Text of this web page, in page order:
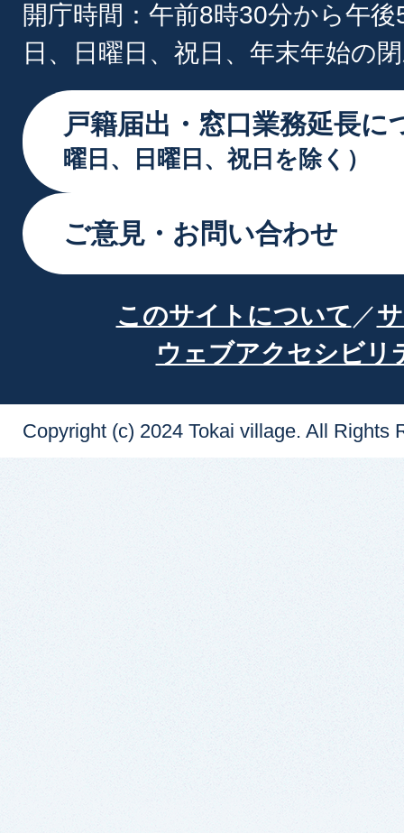
開庁時間：午前8時30分から午
日、日曜日、祝日、年末年始の
戸籍届出・窓口業務延長に
曜日、日曜日、祝日を除く）
ご意見・お問い合わせ
このサイトについて
ウェブアクセシビリ
Copyright (c) 2024 Tokai village. All Rights